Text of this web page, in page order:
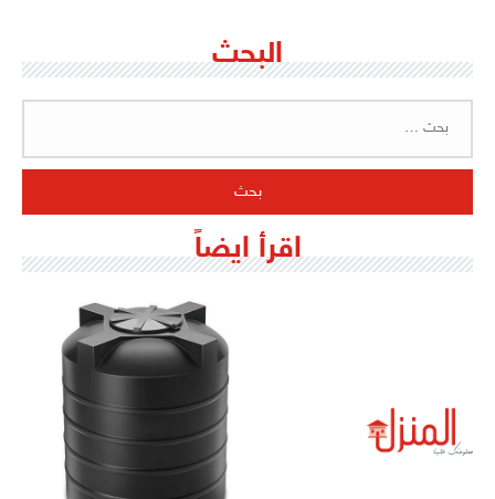
البحث
اقرأ ايضاً